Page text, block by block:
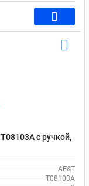
с ручкой,
AE&T
T08103A